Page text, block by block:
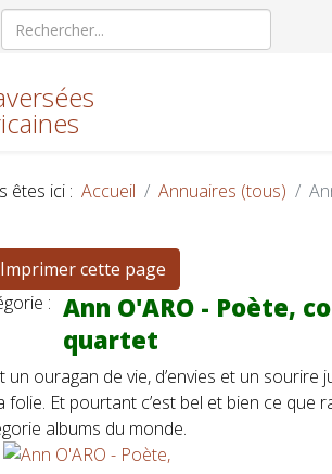
êtes ici : Accueil Annuaires (tous)
Imprimer cette page
: Ann O'ARO - Poète,
quartet
un ouragan de vie, d’envies et un
folie. Et pourtant c’est bel et bien ce
albums du monde.